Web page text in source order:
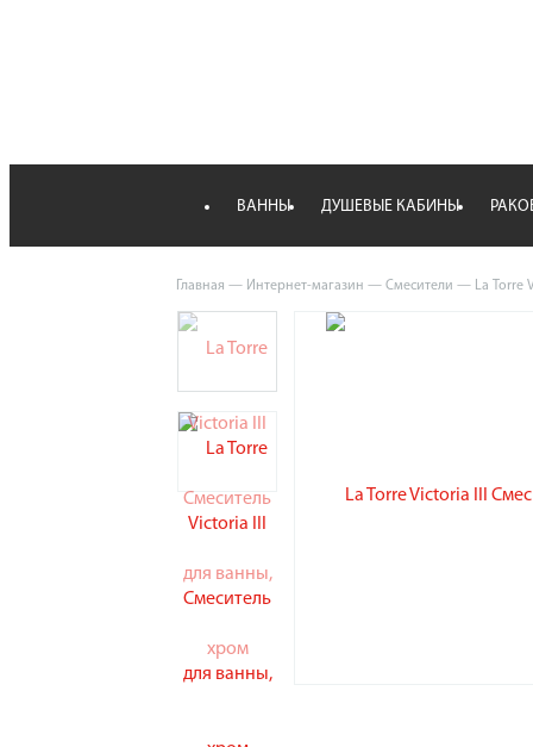
ВАННЫ ДУШЕВЫЕ КАБИНЫ
Главная — Интернет-магазин — Смесители — La Torre